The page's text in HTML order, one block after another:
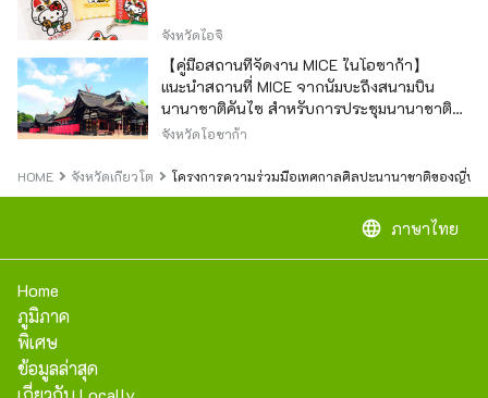
จังหวัดไอจิ
【คู่มือสถานที่จัดงาน MICE ในโอซาก้า】
แนะนำสถานที่ MICE จากนัมบะถึงสนามบิน
นานาชาติคันไซ สำหรับการประชุมนานาชาติ
และกิจกรรมองค์กร
จังหวัดโอซาก้า
HOME จังหวัดเกียวโต โครงการความร่วมมือเทศกาลศิลปะนานาชาติของญี่ปุ่
language ภาษาไทย
Home
ภูมิภาค
พิเศษ
ข้อมูลล่าสุด